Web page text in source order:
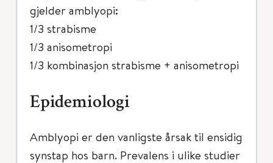
gjelder amblyopi:
1/3 strabisme
1/3 anisometropi
1/3 kombinasjon strabisme + anisometropi
Epidemiologi
Amblyopi er den vanligste årsak til ensidig
synstap hos barn. Prevalens i ulike studier